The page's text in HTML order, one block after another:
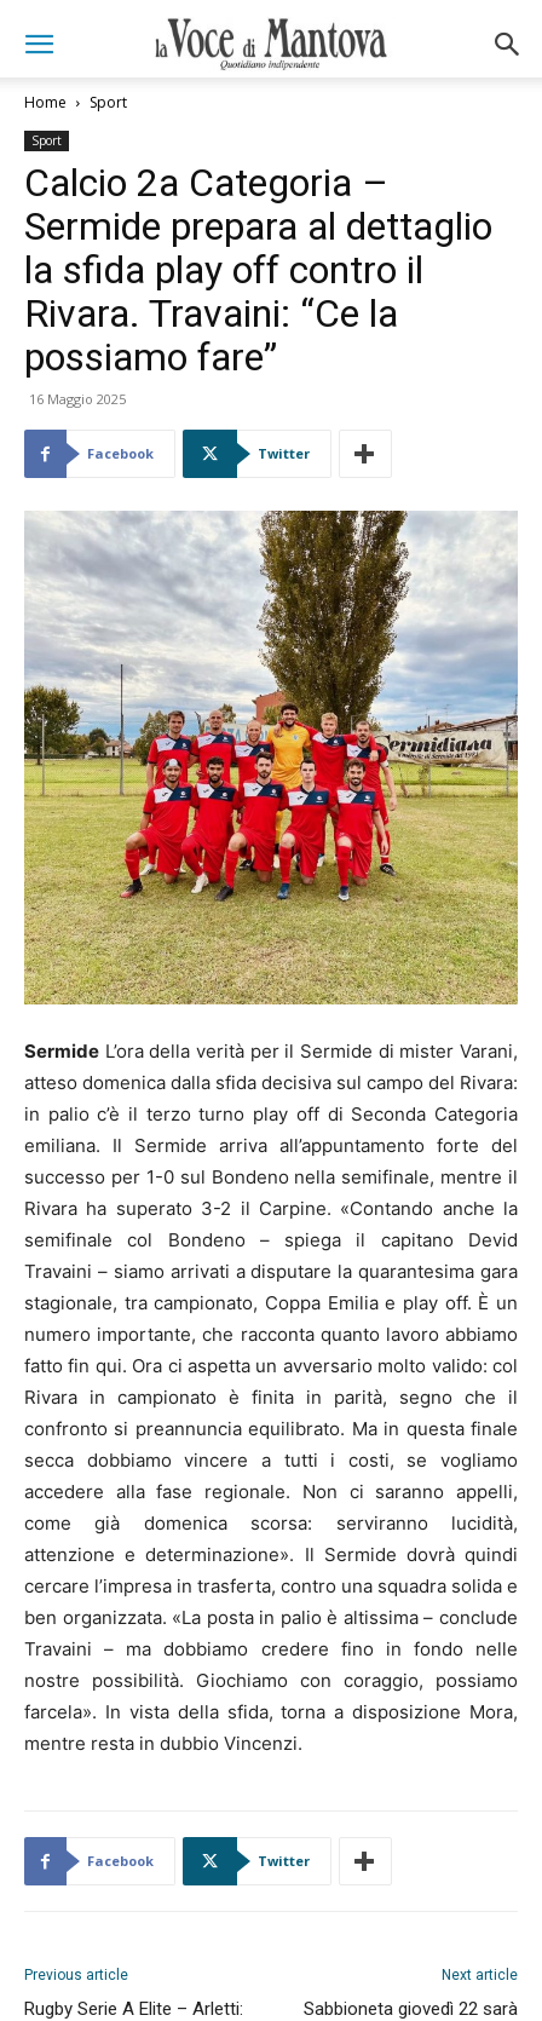
Home Sport
Sport
Calcio 2a Categoria –
Sermide prepara al dettaglio
la sfida play off contro il
Rivara. Travaini: “Ce la
possiamo fare”
16 Maggio 2025
Facebook Twitter
Sermide L’ora della verità per il Sermide di mister Varani,
atteso domenica dalla sfida decisiva sul campo del Rivara:
in palio c’è il terzo turno play off di Seconda Categoria
emiliana. Il Sermide arriva all’appuntamento forte del
successo per 1-0 sul Bondeno nella semifinale, mentre il
Rivara ha superato 3-2 il Carpine. «Contando anche la
semifinale col Bondeno – spiega il capitano Devid
Travaini – siamo arrivati a disputare la quarantesima gara
stagionale, tra campionato, Coppa Emilia e play off. È un
numero importante, che racconta quanto lavoro abbiamo
fatto fin qui. Ora ci aspetta un avversario molto valido: col
Rivara in campionato è finita in parità, segno che il
confronto si preannuncia equilibrato. Ma in questa finale
secca dobbiamo vincere a tutti i costi, se vogliamo
accedere alla fase regionale. Non ci saranno appelli,
come già domenica scorsa: serviranno lucidità,
attenzione e determinazione». Il Sermide dovrà quindi
cercare l’impresa in trasferta, contro una squadra solida e
ben organizzata. «La posta in palio è altissima – conclude
Travaini – ma dobbiamo credere fino in fondo nelle
nostre possibilità. Giochiamo con coraggio, possiamo
farcela». In vista della sfida, torna a disposizione Mora,
mentre resta in dubbio Vincenzi.
Facebook Twitter
Previous article
Rugby Serie A Elite – Arletti:
Next article
Sabbioneta giovedì 22 sarà